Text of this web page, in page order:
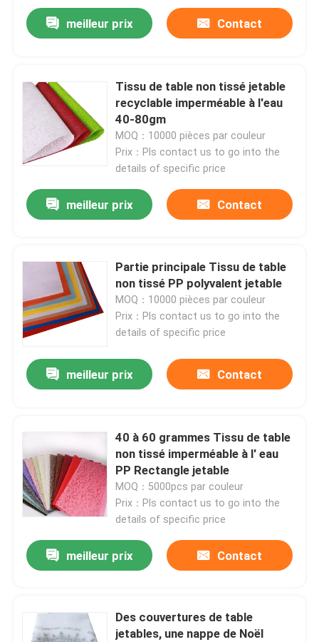
meilleur prix Contact
Tissu de table non tissé jetable
recyclable imperméable à l'eau
40-80gm
MOQ：10000 pièces par couleur
Prix：Pls contact us to go into the
details of specific price
meilleur prix Contact
Partie principale Tissu de table
non tissé PP polyvalent jetable
MOQ：10000 pièces par couleur
Prix：Pls contact us to go into the
details of specific price
meilleur prix Contact
40 à 60 grammes Tissu de table
non tissé imperméable à l' eau
PP Rectangle jetable
MOQ：5000pcs par couleur
Prix：Pls contact us to go into the
details of specific price
meilleur prix Contact
Des couvertures de table
jetables, une nappe de Noël